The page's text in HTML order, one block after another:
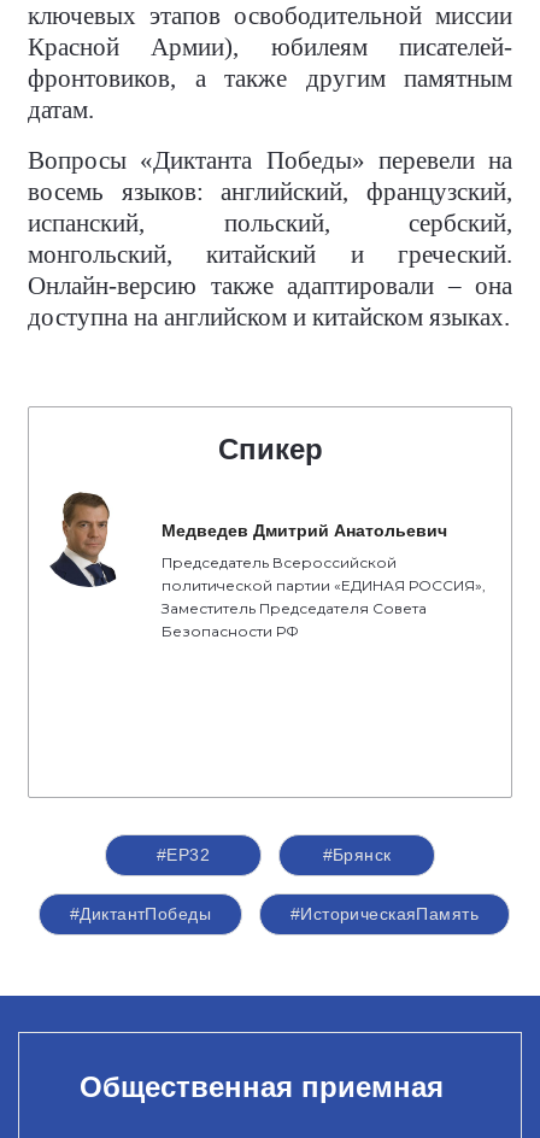
ключевых этапов освободительной миссии
Красной Армии), юбилеям писателей-
фронтовиков, а также другим памятным
датам.
Вопросы «Диктанта Победы» перевели на
восемь языков: английский, французский,
испанский, польский, сербский,
монгольский, китайский и греческий.
Онлайн-версию также адаптировали – она
доступна на английском и китайском языках.
Спикер
Медведев Дмитрий Анатольевич
Председатель Всероссийской
политической партии «ЕДИНАЯ РОССИЯ»,
Заместитель Председателя Совета
Безопасности РФ
#ЕР32 #Брянск
#ДиктантПобеды #ИсторическаяПамять
Общественная приемная